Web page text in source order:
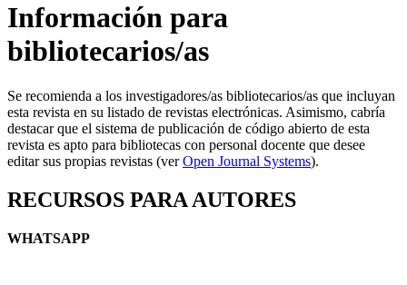
Información para
bibliotecarios/as
Se recomienda a los investigadores/as bibliotecarios/as que incluyan
esta revista en su listado de revistas electrónicas. Asimismo, cabría
destacar que el sistema de publicación de código abierto de esta
revista es apto para bibliotecas con personal docente que desee
editar sus propias revistas (verOpen Journal Systems).
RECURSOS PARA AUTORES
WHATSAPP